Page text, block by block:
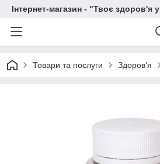
Інтернет-магазин - "Твоє здоров'я
Товари та послуги Здоров'я